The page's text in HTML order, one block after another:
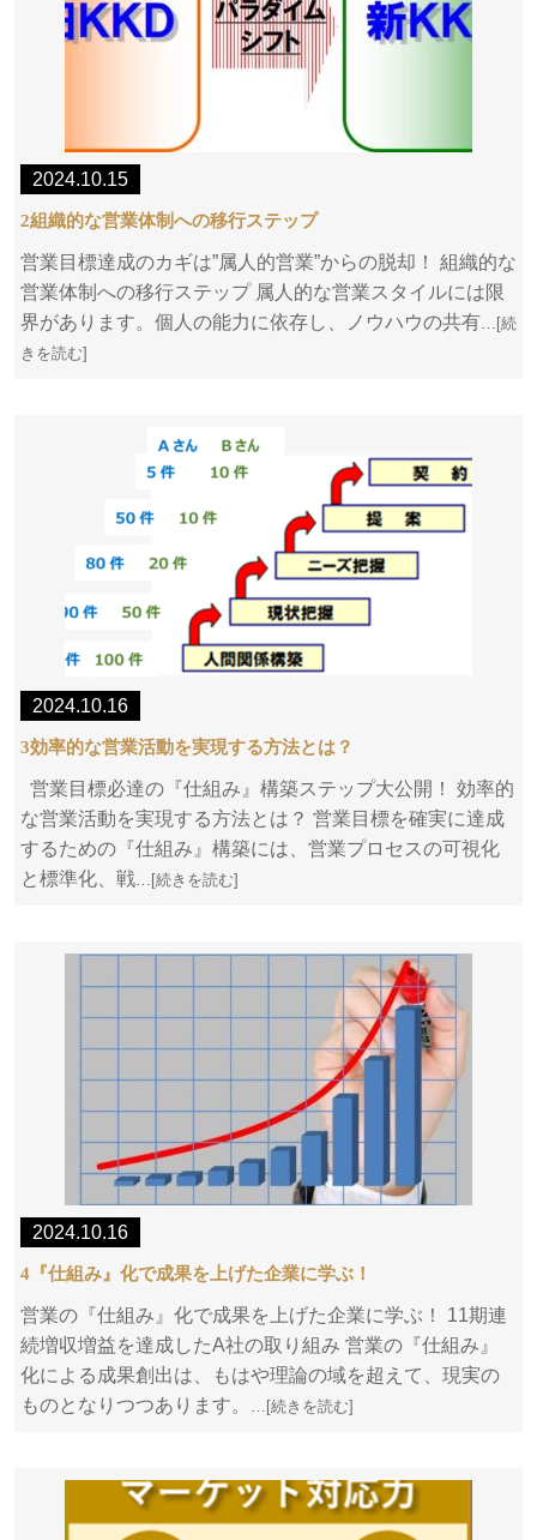
2024.10.15
2組織的な営業体制への移行ステップ
営業目標達成のカギは”属人的営業”からの脱却！ 組織的な
営業体制への移行ステップ 属人的な営業スタイルには限
界があります。個人の能力に依存し、ノウハウの共有…[続
きを読む]
2024.10.16
3効率的な営業活動を実現する方法とは？
営業目標必達の『仕組み』構築ステップ大公開！ 効率的
な営業活動を実現する方法とは？ 営業目標を確実に達成
するための『仕組み』構築には、営業プロセスの可視化
と標準化、戦…[続きを読む]
2024.10.16
4『仕組み』化で成果を上げた企業に学ぶ！
営業の『仕組み』化で成果を上げた企業に学ぶ！ 11期連
続増収増益を達成したA社の取り組み 営業の『仕組み』
化による成果創出は、もはや理論の域を超えて、現実の
ものとなりつつあります。
…[続きを読む]